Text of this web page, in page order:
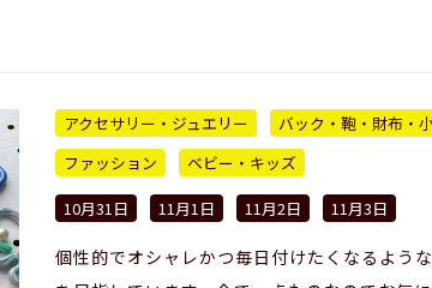
アクセサリー・ジュエリー
バック・鞄・財布・
ファッション
ベビー・キッズ
10月31日
11月1日 11月2日 11月3日
個性的でオシャレかつ毎日付けたくなるよう